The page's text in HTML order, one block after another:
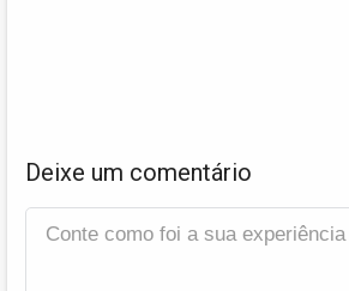
Deixe um comentário